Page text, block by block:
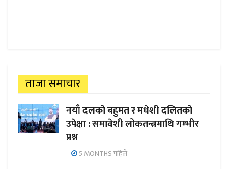
ताजा समाचार
नयाँ दलको बहुमत र मधेशी दलितको
उपेक्षा : समावेशी लोकतन्त्रमाथि गम्भीर
प्रश्न
5 MONTHS पहिले